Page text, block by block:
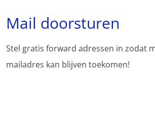
Mail doorsturen
Stel gratis forward adressen in zodat
mailadres kan blijven toekomen!